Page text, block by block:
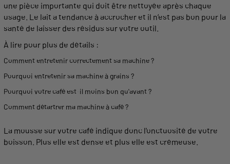
une pièce importante qui doit être nettoyée après chaque
usage. Le lait a tendance à accrocher et il n’est pas bon pour la
santé de laisser des résidus sur votre outil.
À lire pour plus de détails :
Comment entretenir correctement sa machine?
Pourquoi entretenir sa machineà grains ?
Pourquoi votre café est-il moins bon qu'avant ?
Comment détartrer ma machineà café ?
La mousse sur votre café indique donc l'onctuosité de votre
boisson. Plus elle est dense et plus elle est crémeuse.